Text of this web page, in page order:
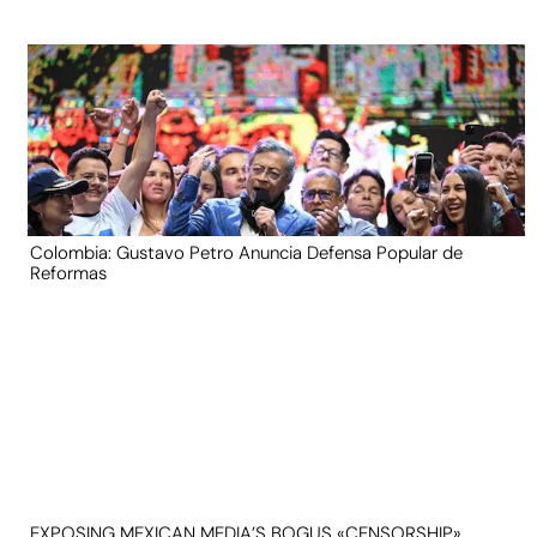
Colombia: Gustavo Petro Anuncia Defensa Popular de
Reformas